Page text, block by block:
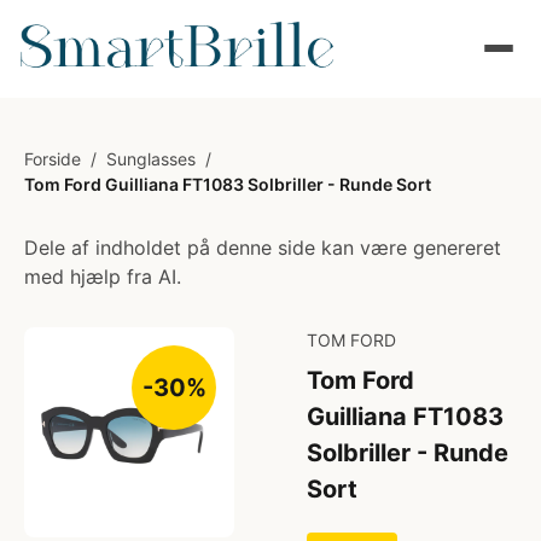
Forside / Sunglasses /
Tom Ford Guilliana FT1083 Solbriller - Runde Sort
Dele af indholdet på denne side kan være genereret
med hjælp fra AI.
-30%
TOM FORD
Tom Ford
Guilliana FT1083
Solbriller - Runde
Sort